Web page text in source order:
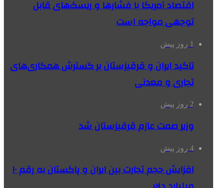
اقتصاد آمریکا با فشارها و ریسک‌های قابل
توجهی مواجه است
1 روز پیش
تاکید ایران و قرقیزستان بر گسترش همکاری‌های
تجاری و معدنی
2 روز پیش
وزیر صمت عازم قرقیزستان شد
4 روز پیش
افزایش حجم تجارت بین ایران و پاکستان به رقم ۱۰